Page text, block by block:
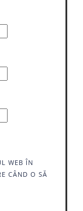
WEB ÎN
CÂND O SĂ